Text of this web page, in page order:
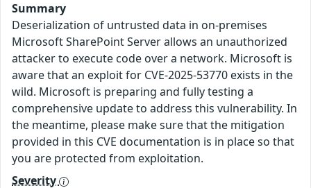
Summary
Deserialization of untrusted data in on-premises
Microsoft SharePoint Server allows an unauthorized
attacker to execute code over a network. Microsoft is
aware that an exploit for CVE-2025-53770 exists in the
wild. Microsoft is preparing and fully testing a
comprehensive update to address this vulnerability. In
the meantime, please make sure that the mitigation
provided in this CVE documentation is in place so that
you are protected from exploitation.
Severity